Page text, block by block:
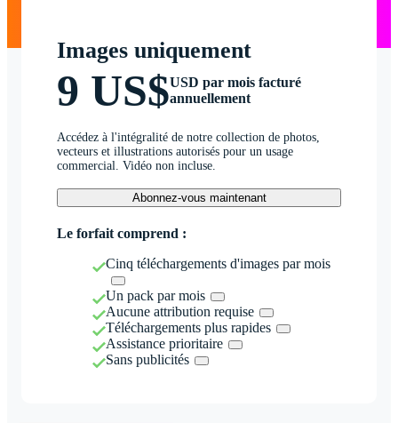
Images uniquement
9 US$USD par mois facturé
annuellement
Accédez à l'intégralité de notre collection de photos,
vecteurs et illustrations autorisés pour un usage
commercial. Vidéo non incluse.
Abonnez-vous maintenant
Le forfait comprend :
Cinq téléchargements d'images par mois
Un pack par mois
Aucune attribution requise
Téléchargements plus rapides
Assistance prioritaire
Sans publicités